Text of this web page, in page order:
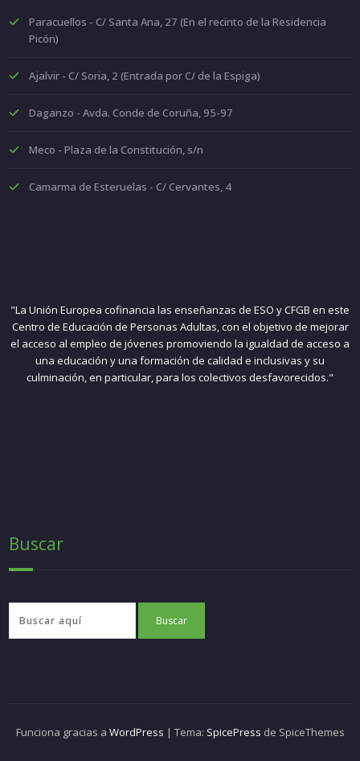
Paracuellos - C/ Santa Ana, 27 (En el recinto de la Residencia
Picón)
Ajalvir - C/ Soria, 2 (Entrada por C/ de la Espiga)
Daganzo - Avda. Conde de Coruña, 95-97
Meco - Plaza de la Constitución, s/n
Camarma de Esteruelas - C/ Cervantes, 4
"La Unión Europea cofinancia las enseñanzas de ESO y CFGB en este
Centro de Educación de Personas Adultas, con el objetivo de mejorar
el acceso al empleo de jóvenes promoviendo la igualdad de acceso a
una educación y una formación de calidad e inclusivas y su
culminación, en particular, para los colectivos desfavorecidos."
Buscar
Funciona gracias a WordPress | Tema: SpicePress de SpiceThemes